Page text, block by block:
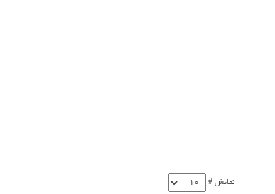
نمایش #